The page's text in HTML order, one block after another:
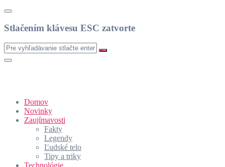
Stlačením klávesu ESC zatvorte
Domov
Novinky
Zaujímavosti
Fakty
Legendy
Ľudské telo
Tipy a triky